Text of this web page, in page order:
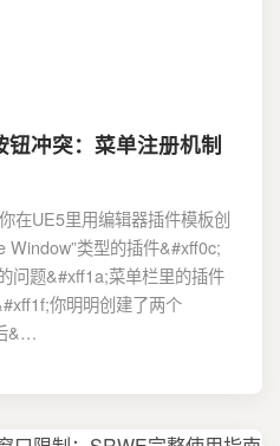
冲突：菜单注册机制
在UE5里用编辑器插件模板创
Window”类型的插件&#xff0c;
问题&#xff1a;菜单栏里的插件
你明明创建了两个
&…